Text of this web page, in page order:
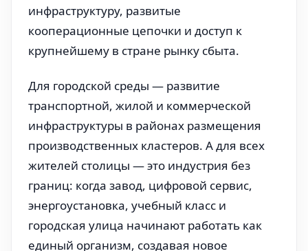
инфраструктуру, развитые
кооперационные цепочки и доступ к
крупнейшему в стране рынку сбыта.
Для городской среды — развитие
транспортной, жилой и коммерческой
инфраструктуры в районах размещения
производственных кластеров. А для всех
жителей столицы — это индустрия без
границ: когда завод, цифровой сервис,
энергоустановка, учебный класс и
городская улица начинают работать как
единый организм, создавая новое